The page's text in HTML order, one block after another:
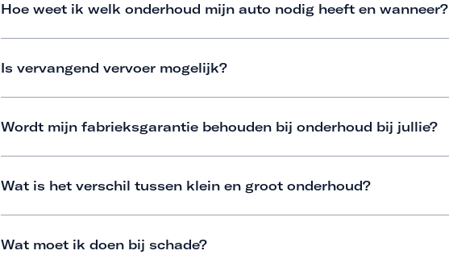
Hoe weet ik welk onderhoud mijn auto nodig heeft en wanneer?
Is vervangend vervoer mogelijk?
Wordt mijn fabrieksgarantie behouden bij onderhoud bij jullie?
Wat is het verschil tussen klein en groot onderhoud?
Wat moet ik doen bij schade?